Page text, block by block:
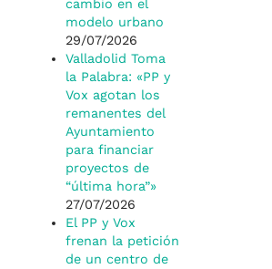
cambio en el
modelo urbano
29/07/2026
Valladolid Toma
la Palabra: «PP y
Vox agotan los
remanentes del
Ayuntamiento
para financiar
proyectos de
“última hora”»
27/07/2026
El PP y Vox
frenan la petición
de un centro de